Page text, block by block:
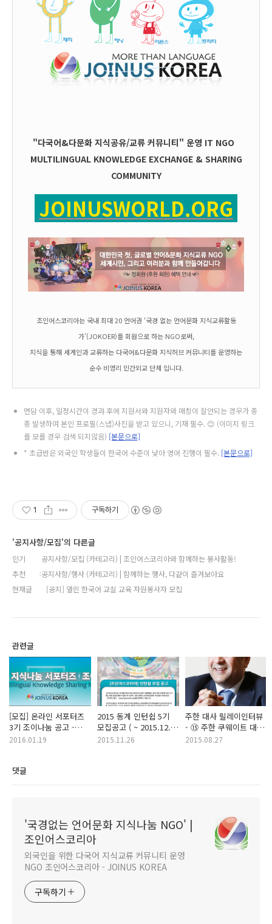
"다국어&다문화 지식공유/교류 커뮤니티" 운영 IT NGO
MULTILINGUAL KNOWLEDGE EXCHANGE & SHARING
COMMUNITY
JOINUSWORLD.ORG
조인어스코리아는 국내 최대 20 언어권 ‘국경 없는 언어문화 지식교류활동
가’(JOKOER)를 회원으로 하는 NGO로써,
지식을 통해 세계인과 교류하는 다국어&다문화 지식허브 커뮤니티를 운영하는
순수 비영리 민간외교 단체 입니다.
면담 이후, 일정시간이 경과 후에 지원서와 지원자와 매칭이 잘안되는 경우가 종
종 발생하여 본인 프로필(스냅)사진을 받고 있으니, 기재 필수. 😊 (이미지 링크
를 모를 경우 검색 되지않음) [본문으로]
* 초급반은 외국인 학생들이 한국어 수준이 낮아 영어 진행이 필수. [본문으로]
1 구독하기
'공지사항/모집'의 다른글
인기
공지사항/모집 (카테고리) | 조인어스코리아와 함께하는 봉사활동!
추천
공지사항/행사 (카테고리) | 함께하는 행사, 다같이 즐겨보아요
현재글
[공지] 열린 한국어 교실 교육 자원봉사자 모집
관련글
[모집] 온라인 서포터즈
3기 조이나눔 공고 -
마감
2016.01.19
2015 동계 인턴쉽 5기
모집공고 ( ~ 2015.12.20
)2015.11.26
주한 대사 릴레이인터뷰
- ⑮ 주한 쿠웨이트 대사
(아랍어) 인터뷰어 모집!
2015.08.27
댓글
'국경없는 언어문화 지식나눔 NGO' |
조인어스코리아
외국인을 위한 다국어 지식교류 커뮤니티 운영
NGO 조인어스코리아 - JOINUS KOREA
구독하기